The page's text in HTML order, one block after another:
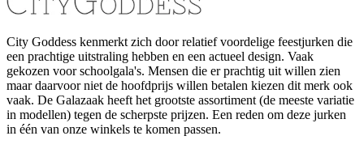
City Goddess kenmerkt zich door relatief voordelige feestjurken die
een prachtige uitstraling hebben en een actueel design. Vaak
gekozen voor schoolgala's. Mensen die er prachtig uit willen zien
maar daarvoor niet de hoofdprijs willen betalen kiezen dit merk ook
vaak. De Galazaak heeft het grootste assortiment (de meeste variatie
in modellen) tegen de scherpste prijzen. Een reden om deze jurken
in één van onze winkels te komen passen.